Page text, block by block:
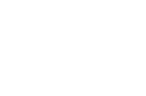
contenu et des publicités
vous permettre de
et pour assurer le bon
vous pouvez tout de
Veuillez toutefois